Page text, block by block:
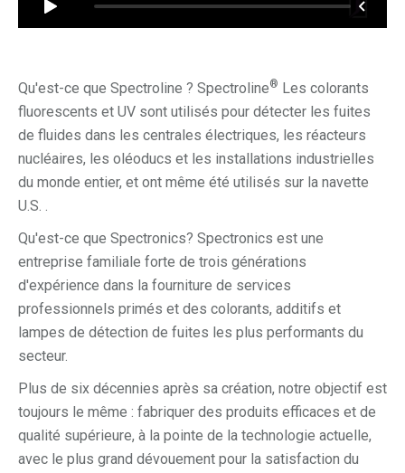
Qu'est-ce que Spectroline ? Spectroline® Les colorants
fluorescents et UV sont utilisés pour détecter les fuites
de fluides dans les centrales électriques, les réacteurs
nucléaires, les oléoducs et les installations industrielles
du monde entier, et ont même été utilisés sur la navette
U.S. .
Qu'est-ce que Spectronics? Spectronics est une
entreprise familiale forte de trois générations
d'expérience dans la fourniture de services
professionnels primés et des colorants, additifs et
lampes de détection de fuites les plus performants du
secteur.
Plus de six décennies après sa création, notre objectif est
toujours le même : fabriquer des produits efficaces et de
qualité supérieure, à la pointe de la technologie actuelle,
avec le plus grand dévouement pour la satisfaction du